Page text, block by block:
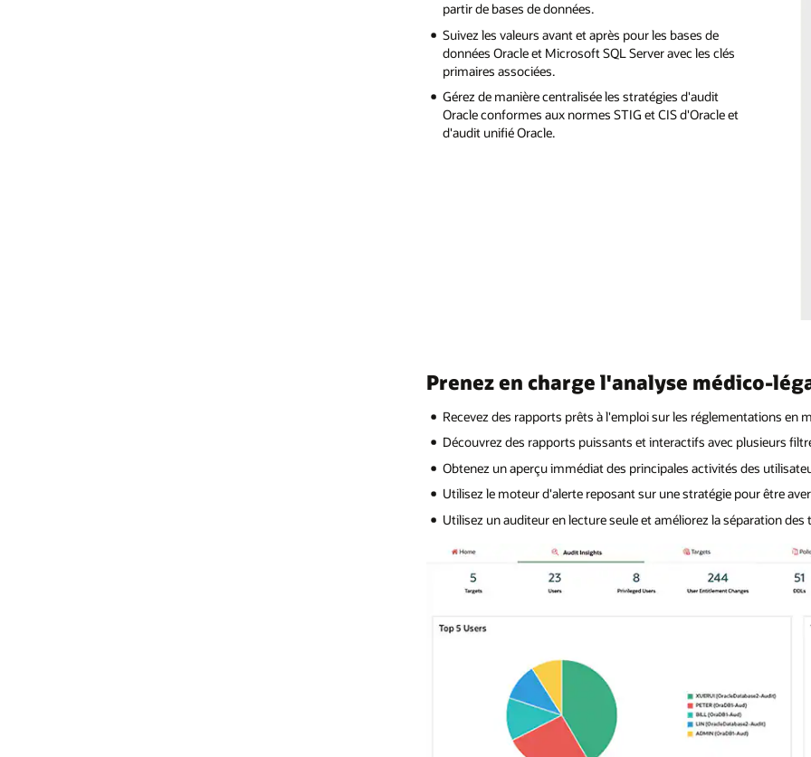
partir de bases de données.
Suivez les valeurs avant et après pour les bases de
données Oracle et Microsoft SQL Server avec les clés
primaires associées.
Gérez de manière centralisée les stratégies d'audit
Oracle conformes aux normes STIG et CIS d'Oracle et
d'audit unifié Oracle.
Prenez en charge l'analyse médico-
Recevez des rapports prêts à l'emploi sur les réglementations en
Découvrez des rapports puissants et interactifs avec plusieurs
Obtenez un aperçu immédiat des principales activités des
Utilisez le moteur d'alerte reposant sur une stratégie pour être
Utilisez un auditeur en lecture seule et améliorez la séparation des